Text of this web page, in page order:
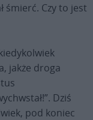
śmierć. Czy to jest
jakże droga
Dziś
pod koniec